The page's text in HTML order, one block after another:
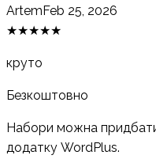
ArtemFeb 25, 2026
★★★★★
круто
Безкоштовно
Набори можна
додатку WordPlus.